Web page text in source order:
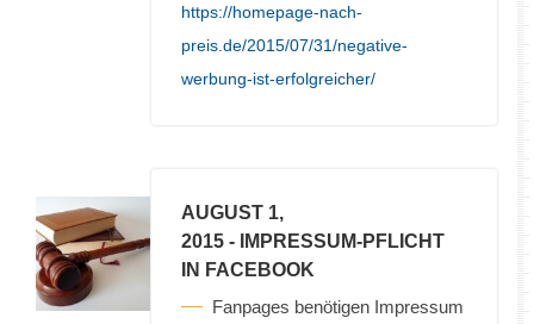
https://homepage-nach-
preis.de/2015/07/31/negative-
werbung-ist-erfolgreicher/
AUGUST 1,
2015 - IMPRESSUM-PFLICHT
IN FACEBOOK
Fanpages benötigen Impressum